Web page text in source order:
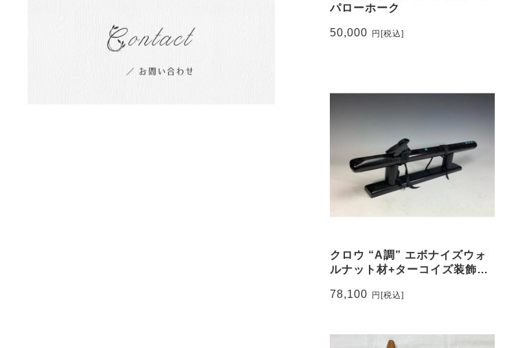
パローホーク
50,000 円[税込]
クロウ “A調” エボナイズウォ
ルナット材+ターコイズ装飾
78,100 円[税込]